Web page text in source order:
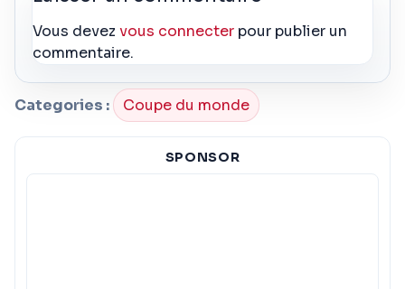
Vous devezvous connecter pour publier un
commentaire.
Categories : Coupe du monde
SPONSOR